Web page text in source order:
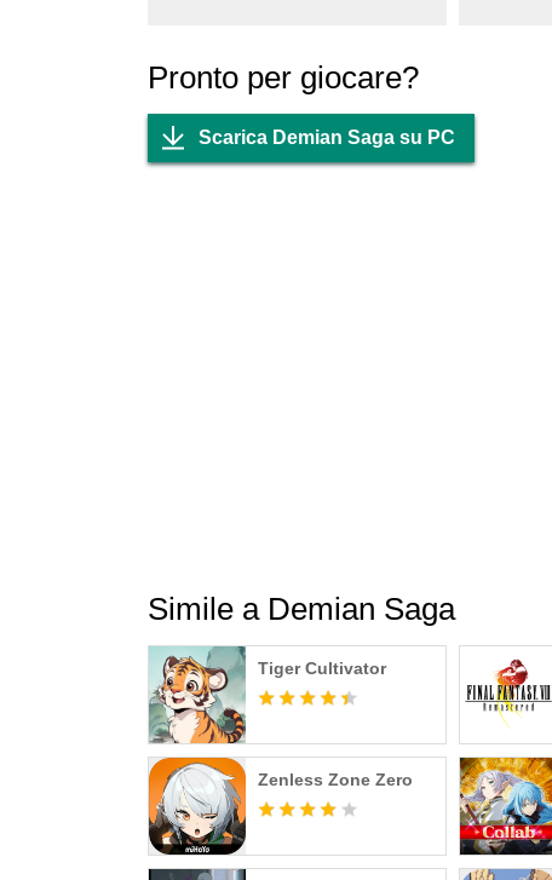
Pronto per giocare?
Scarica Demian Saga su PC
Simile a Demian Saga
Tiger Cultivator
Zenless Zone Zero